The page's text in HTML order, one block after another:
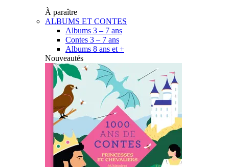
À paraître
ALBUMS ET CONTES
Albums 3 – 7 ans
Contes 3 – 7 ans
Albums 8 ans et +
Nouveautés